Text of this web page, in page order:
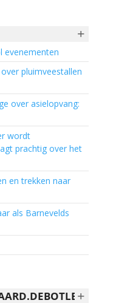
+
evenementen
pluimveestallen
over asielopvang:
wordt
prachtig over het
en trekken naar
als Barnevelds
+
HOOGVLIETALBRANDSWAARD.DEBOTLEK.NL